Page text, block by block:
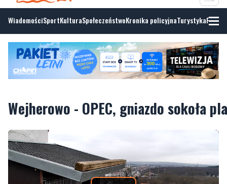
WiadomościSportKulturaSpołeczeństwoKronika policyjnaTurystyka
Wejherowo - OPEC, gniazdo sokoła